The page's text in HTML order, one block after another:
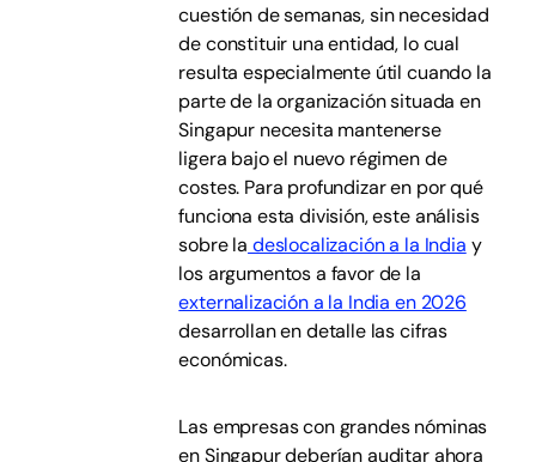
cuestión de semanas, sin necesidad
de constituir una entidad, lo cual
resulta especialmente útil cuando la
parte de la organización situada en
Singapur necesita mantenerse
ligera bajo el nuevo régimen de
costes. Para profundizar en por qué
funciona esta división, este análisis
sobre la deslocalización a la India y
los argumentos a favor de la
externalización a la India en 2026
desarrollan en detalle las cifras
económicas.
Las empresas con grandes nóminas
en Singapur deberían auditar ahora